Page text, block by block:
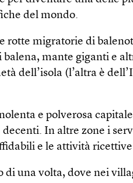
del mondo.
rotte migratorie di
mante giganti e
dell’isola (l’altra è
e polverosa
In altre zone i
e le attività
di una volta, dove nei